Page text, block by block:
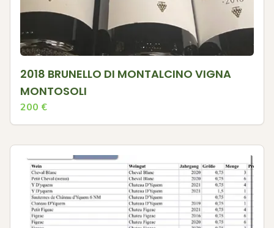
2018 BRUNELLO DI MONTALCINO VIGNA
MONTOSOLI
200 €